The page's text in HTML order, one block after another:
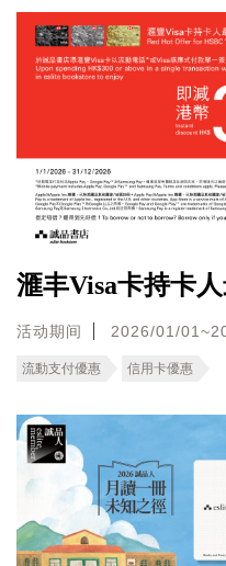
滙丰Visa卡持卡
活动期间 2026/01/
流動支付優惠 信用卡優惠